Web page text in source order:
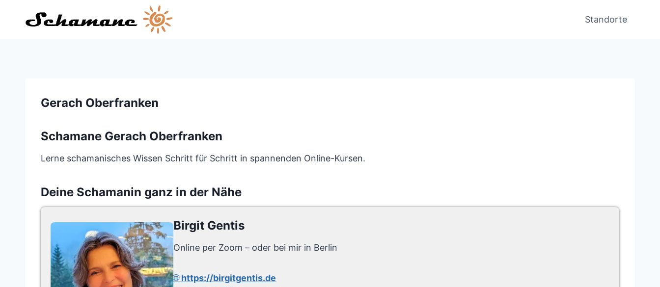
Standorte
Gerach Oberfranken
Schamane Gerach Oberfranken
Lerne schamanisches Wissen Schritt für Schritt in spannenden Online-Kursen.
Deine Schamanin ganz in der Nähe
Birgit Gentis
Online per Zoom – oder bei mir in Berlin
🌐https://birgitgentis.de